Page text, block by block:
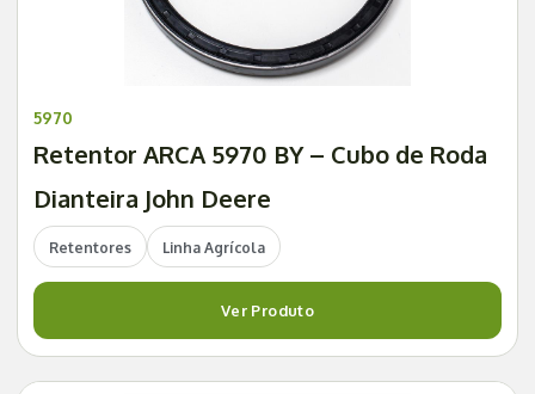
5970
Retentor ARCA 5970 BY – Cubo de Roda
Dianteira John Deere
Retentores Linha Agrícola
Ver Produto